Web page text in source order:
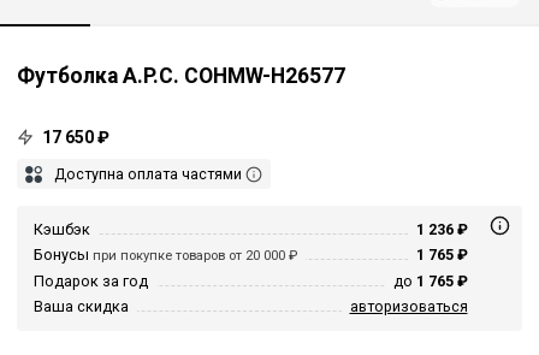
Футболка A.P.C. COHMW-H26577
17 650 ₽
Доступна оплата частями
Кэшбэк
1 236 ₽
Бонусы при покупке товаров от 20 000 ₽
1 765 ₽
Подарок за год
до 1 765 ₽
Ваша скидка
авторизоваться